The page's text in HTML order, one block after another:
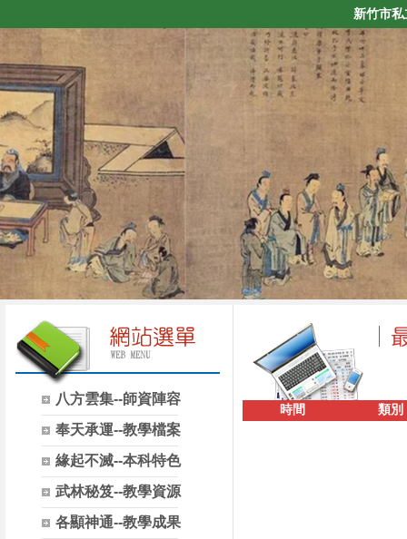
新竹市
八方雲集--師資陣容
奉天承運--教學檔案
緣起不滅--本科特色
武林秘笈--教學資源
各顯神通--教學成果
時間 類別